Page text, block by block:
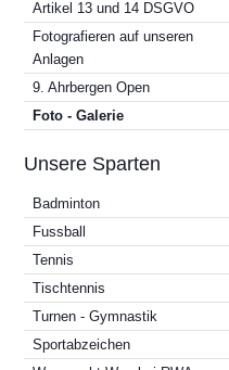
Artikel 13 und 14 DSGVO
Fotografieren auf unseren
Anlagen
9. Ahrbergen Open
Foto - Galerie
Unsere Sparten
Badminton
Fussball
Tennis
Tischtennis
Turnen - Gymnastik
Sportabzeichen